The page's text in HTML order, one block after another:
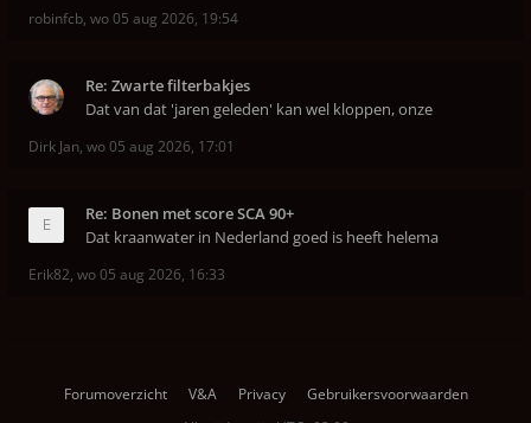
robinfcb, wo 05 aug 2026, 19:54
Re: Zwarte filterbakjes
Dat van dat 'jaren geleden' kan wel kloppen, onze
Dirk Jan, wo 05 aug 2026, 17:01
Re: Bonen met score SCA 90+
Dat kraanwater in Nederland goed is heeft helema
Erik82, wo 05 aug 2026, 16:33
Forumoverzicht V&A Privacy
Gebruikersvoorwaarden